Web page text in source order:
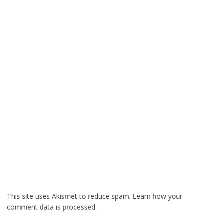
This site uses Akismet to reduce spam. Learn how your
comment data is processed.